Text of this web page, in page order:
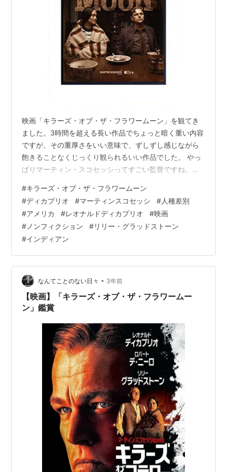
映画「キラーズ・オブ・ザ・フラワームーン」を観てき
ました。3時間を超える長い作品でちょっと暗く重い内容
ですが、その重厚さをいい意味で、ずしずし感じながら
飽きることなくじっくり観られるいい作品でした。 やっ
ぱりマーティン・スコセッシってすごい監督ですね。レ
を連ねています。単なる明るい作品ではなくこのような
重厚な作品を手掛けるのは素晴らしいことだと思いま
す。 ケリー・ドーバー キラーズ・オブ・ザ・フラワー・
ムーン 映画ポスター #1 クールな壁装飾 アートプリント
ポスター 部屋の美しさ マットキャンバスポスター フレ
ームレスギフト 11 x 17イ…
#キラーズ・オブ・ザ・フラワームーン
#ディカプリオ #マーティンスコセッシ #人種差別
#アメリカ #レオナルドディカプリオ #映画
# ノンフィクション #リリー・グラッドストーン
#インディアン
なんてことのない日々 • 3年前
【映画】「キラーズ・オブ・ザ・フラワームー
ン」鑑賞